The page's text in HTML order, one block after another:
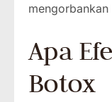
Apa
Botox